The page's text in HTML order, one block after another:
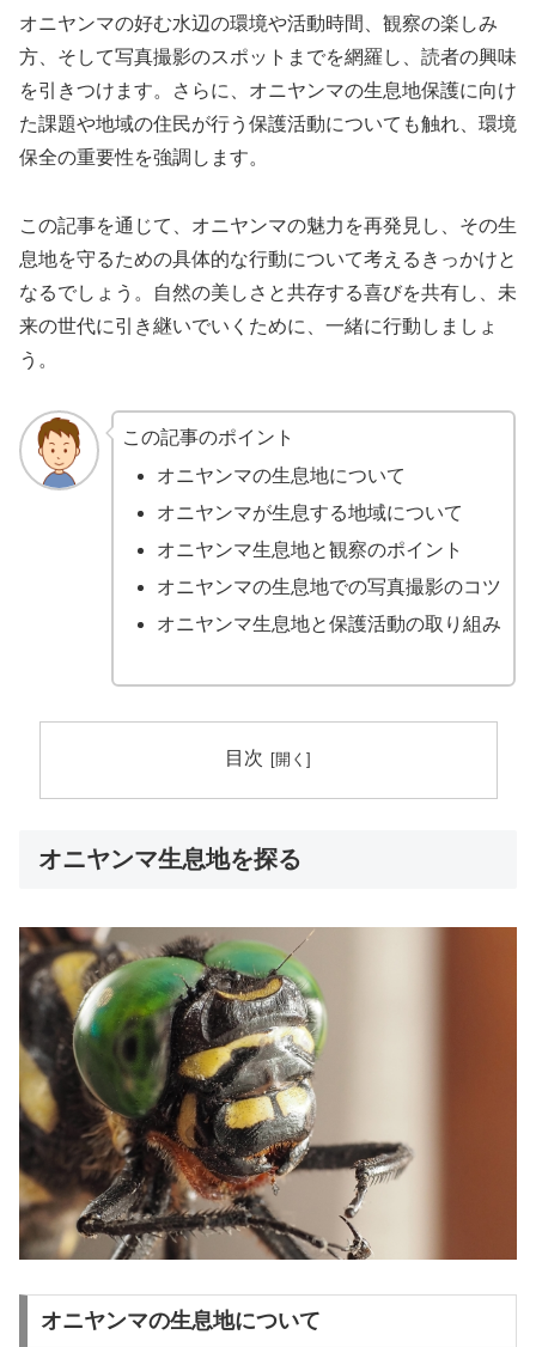
オニヤンマの好む水辺の環境や活動時間、観察の楽しみ
方、そして写真撮影のスポットまでを網羅し、読者の興味
を引きつけます。さらに、オニヤンマの生息地保護に向け
た課題や地域の住民が行う保護活動についても触れ、環境
保全の重要性を強調します。
この記事を通じて、オニヤンマの魅力を再発見し、その生
息地を守るための具体的な行動について考えるきっかけと
なるでしょう。自然の美しさと共存する喜びを共有し、未
来の世代に引き継いでいくために、一緒に行動しましょ
う。
この記事のポイント
オニヤンマの生息地について
オニヤンマが生息する地域について
オニヤンマ生息地と観察のポイント
オニヤンマの生息地での写真撮影のコツ
オニヤンマ生息地と保護活動の取り組み
目次
オニヤンマ生息地を探る
オニヤンマの生息地について